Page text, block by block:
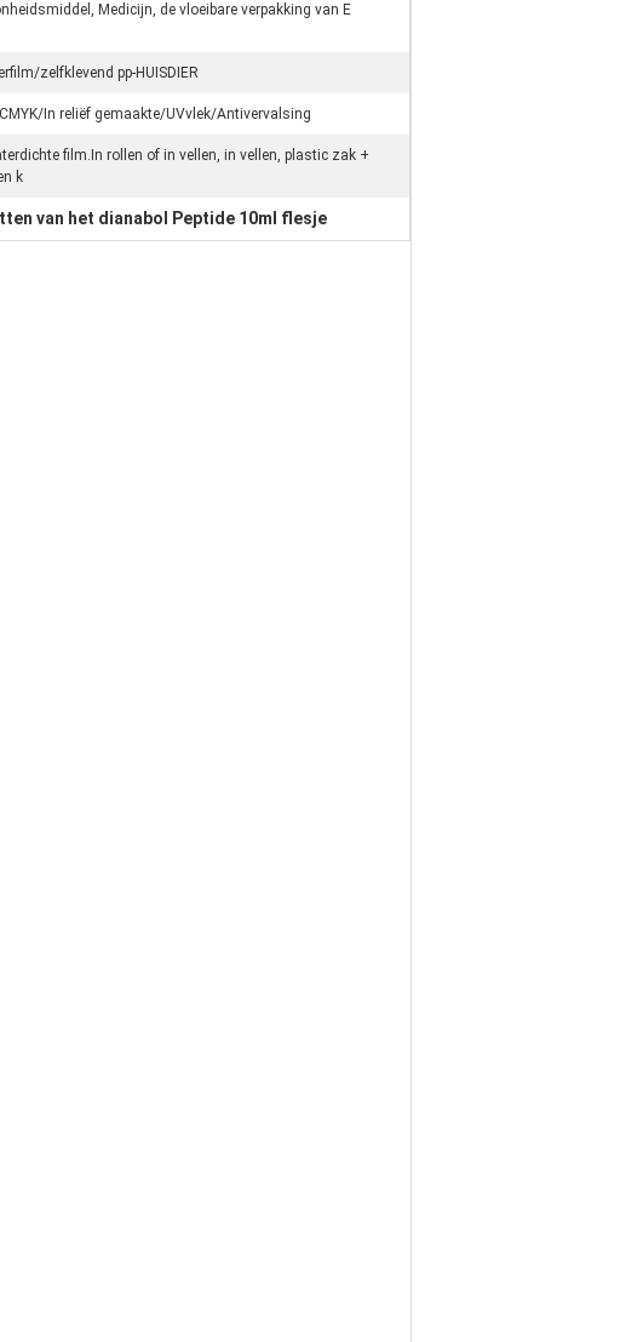
Medicijn, de vloeibare verpakking van E
zelfklevend pp-HUISDIER
In reliëf gemaakte/UVvlek/Antivervalsing
film.In rollen of in vellen, in vellen, plastic zak +
k
van het dianabol Peptide 10ml flesje